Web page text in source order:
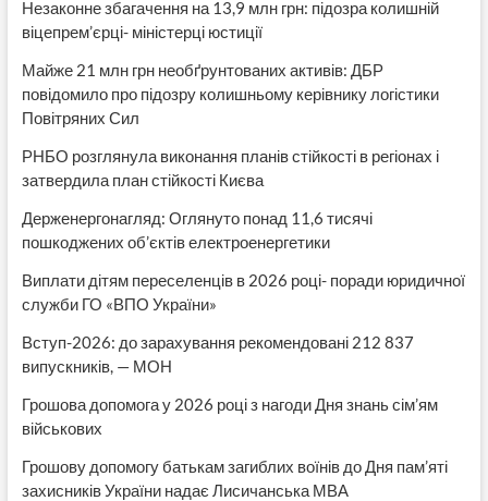
Незаконне збагачення на 13,9 млн грн: підозра колишній
віцепрем’єрці- міністерці юстиції
Майже 21 млн грн необґрунтованих активів: ДБР
повідомило про підозру колишньому керівнику логістики
Повітряних Сил
РНБО розглянула виконання планів стійкості в регіонах і
затвердила план стійкості Києва
Держенергонагляд: Оглянуто понад 11,6 тисячі
пошкоджених об’єктів електроенергетики
Виплати дітям переселенців в 2026 році- поради юридичної
служби ГО «ВПО України»
Вступ-2026: до зарахування рекомендовані 212 837
випускників, — МОН
Грошова допомога у 2026 році з нагоди Дня знань сім’ям
військових
Грошову допомогу батькам загиблих воїнів до Дня пам’яті
захисників України надає Лисичанська МВА